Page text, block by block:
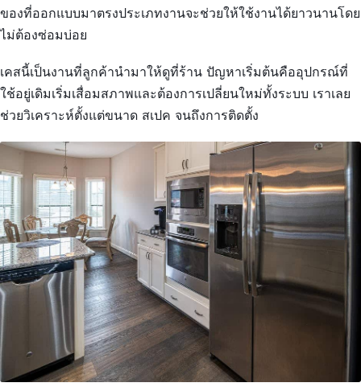
ของที่ออกแบบมาตรงประเภทงานจะช่วยให้ใช้งานได้ยาวนานโดย
ไม่ต้องซ่อมบ่อย
เคสนี้เป็นงานที่ลูกค้านำมาให้ดูที่ร้าน ปัญหาเริ่มต้นคืออุปกรณ์ที่
ใช้อยู่เดิมเริ่มเสื่อมสภาพและต้องการเปลี่ยนใหม่ทั้งระบบ เราเลย
ช่วยวิเคราะห์ตั้งแต่ขนาด สเปค จนถึงการติดตั้ง